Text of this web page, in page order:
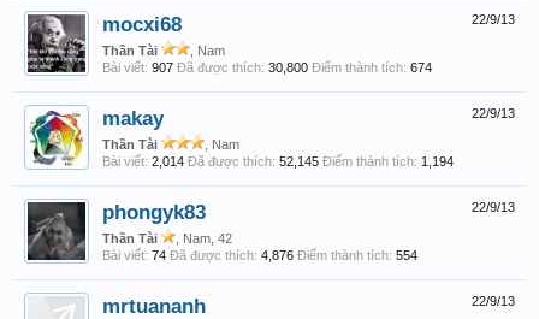
22/9/13
mocxi68
Thần Tài
, Nam
Bài viết: 907 Đã được thích: 30,800 Điểm thành tích: 674
22/9/13
makay
Thần Tài
, Nam
Bài viết: 2,014 Đã được thích: 52,145 Điểm thành tích: 1,194
22/9/13
phongyk83
Thần Tài
, Nam, 42
Bài viết: 74 Đã được thích: 4,876 Điểm thành tích: 554
22/9/13
mrtuananh